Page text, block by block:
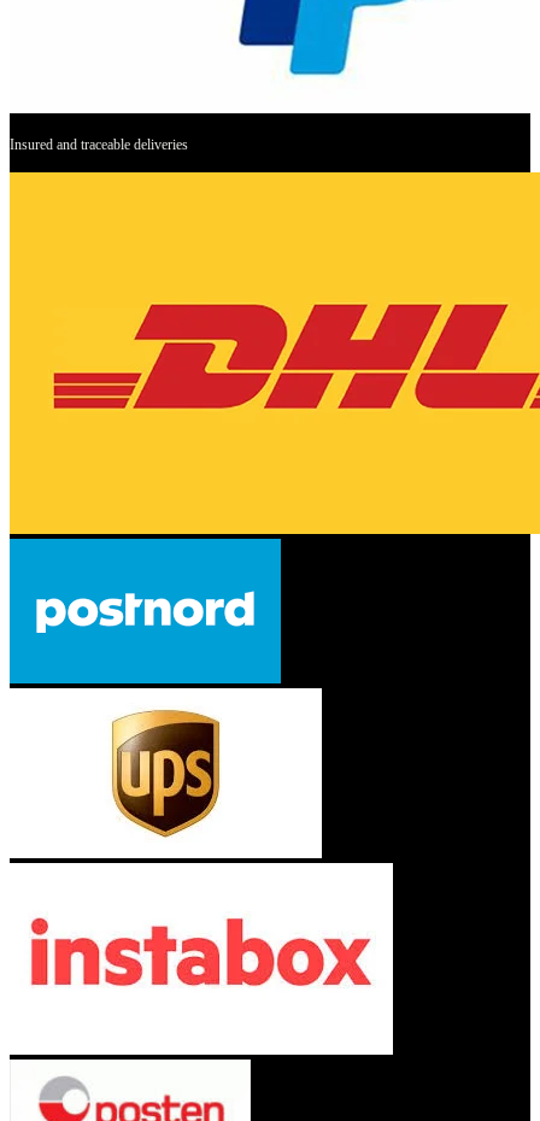
Insured and traceable deliveries